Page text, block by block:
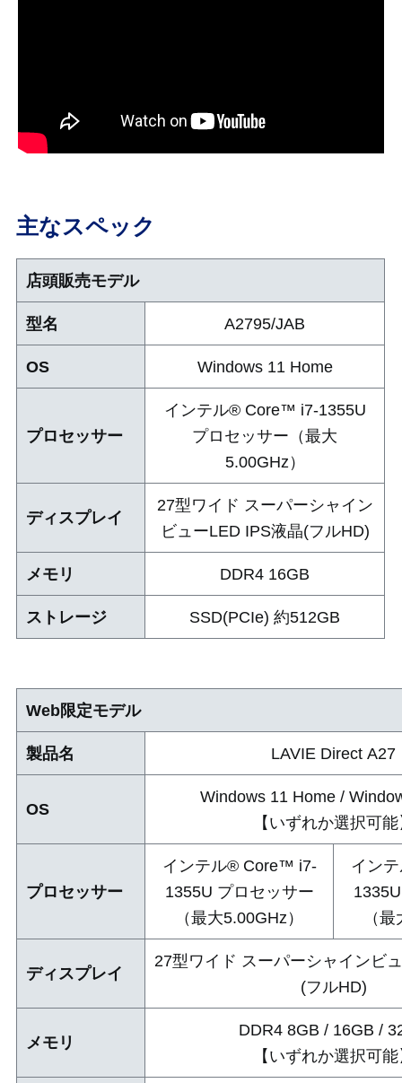
主なスペック
店頭販売モデル
型名 A2795/JAB
OS Windows 11 Home
プロセッサー
インテル® Core™ i7-1355U
プロセッサー（最大
5.00GHz）
ディスプレイ
27型ワイド スーパーシャイン
ビューLED IPS液晶(フルHD)
メモリ DDR4 16GB
ストレージ SSD(PCIe) 約512GB
Web限定モデル
製品名 LAVIE Direct A27
OS
Windows 11 Home /
【いずれか選択可
プロセッサー
インテル® Core™ i7-
1355U プロセッサー
（最大5.00GHz）
イン
（
ディスプレイ
27型ワイド スーパーシャインビ
(フルHD)
メモリ
DDR4 8GB / 16GB /
【いずれか選択可